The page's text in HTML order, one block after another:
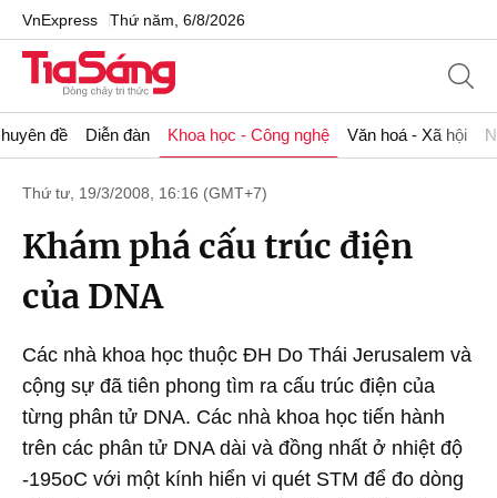
VnExpress Thứ năm, 6/8/2026
đề Diễn đàn Khoa học - Công nghệ Văn hoá - Xã hội
Thứ tư, 19/3/2008, 16:16 (GMT+7)
Khám phá cấu trúc điện
của DNA
Các nhà khoa học thuộc ĐH Do Thái Jerusalem và
cộng sự đã tiên phong tìm ra cấu trúc điện của
từng phân tử DNA. Các nhà khoa học tiến hành
trên các phân tử DNA dài và đồng nhất ở nhiệt độ
-195oC với một kính hiển vi quét STM để đo dòng